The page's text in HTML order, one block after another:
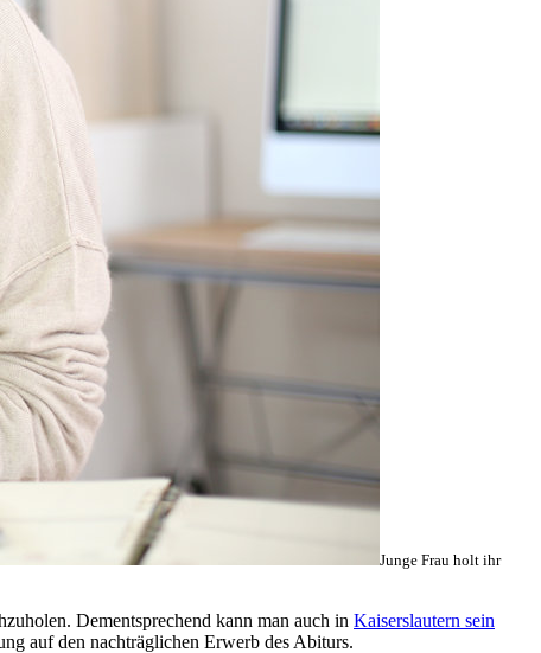
Junge Frau holt ihr
Dementsprechend kann man auch in Kaiserslautern sein
auf den nachträglichen Erwerb des Abiturs.